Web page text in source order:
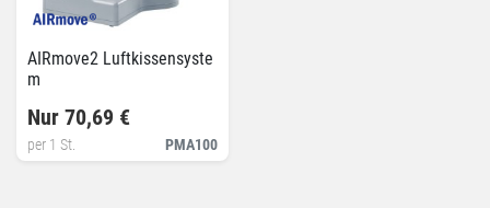
AIRmove2 Luftkissensyste
m
PMA100
Nur 70,69 €
per 1 St.